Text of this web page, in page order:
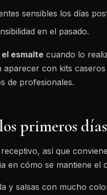
sensibles los días
en el pasado.
esmalte cuando lo
con kits
de profesionales.
primeros días
así que
en cómo se mantiene el
y salsas con mucho